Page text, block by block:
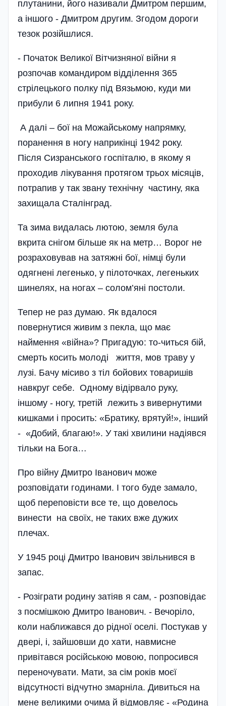
плутанини, його називали Дмитром першим,
а іншого - Дмитром другим. Згодом дороги
тезок розійшлися.
- Початок Великої Вітчизняної війни я
розпочав командиром відділення 365
стрілецького полку під Вязьмою, куди ми
прибули 6 липня 1941 року.
А далі – бої на Можайському напрямку,
поранення в ногу наприкінці 1942 року.
Після Сизранського госпіталю, в якому я
проходив лікування протягом трьох місяців,
потрапив у так звану технічну частину, яка
захищала Сталінград.
Та зима видалась лютою, земля була
вкрита снігом більше як на метр… Ворог не
розраховував на затяжні бої, німці були
одягнені легенько, у пілоточках, легеньких
шинелях, на ногах – солом’яні постоли.
Тепер не раз думаю. Як вдалося
повернутися живим з пекла, що має
наймення «вій­на»? Пригадую: то-чи­ться бій,
смерть косить молоді життя, мов траву у
лузі. Бачу місиво з тіл бойових товаришів
навкруг себе. Одному відірвало руку,
іншому - ногу, третій лежить з вивернутими
кишками і просить: «Братику, врятуй!», інший
- «Добий, благаю!». У такі хвилини надіявся
тільки на Бога…
Про війну Дмитро Іванович може
розповідати годинами. І того буде замало,
щоб переповісти все те, що довелось
винести на своїх, не таких вже дужих
плечах.
У 1945 році Дмитро Іванович звільнився в
запас.
- Розіграти родину затіяв я сам, - розповідає
з посмішкою Дмитро Іванович. - Вечоріло,
коли наближався до рідної оселі. Постукав у
двері, і, зайшовши до хати, навмисне
привітався російською мовою, попросився
переночувати. Мати, за сім років моєї
відсутності відчутно змарніла. Дивиться на
мене великими очима й відмовляє - «Родина